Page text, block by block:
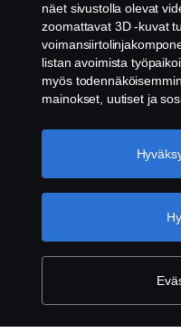
Lakitiedot
Whistleblowing -
näet sivustolla olevat
zoomattavat 3D -kuvat
listan avoimista
myös
mainokset, uutiset ja
parantamiseksi, kun
"Hyväksyn evästeet"
evästeistä löydät täältä: